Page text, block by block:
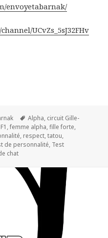
envoyetabarnak/
UCvZs_5sJ32FHv
Tags
Alpha, circuit Gille-
F1,femme alpha,fille forte,
, respect,tatou,
de personnalité, Test
chat